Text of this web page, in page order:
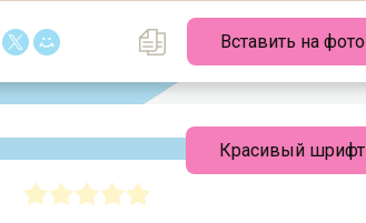
Вставить на фото
Красивый шрифт